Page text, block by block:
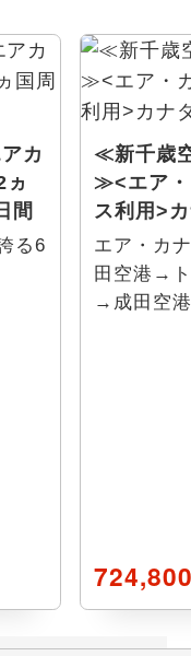
カ
間
る6
≪新千歳
≫<エア・
ス利用>
エア・カ
田空港→
→成田空